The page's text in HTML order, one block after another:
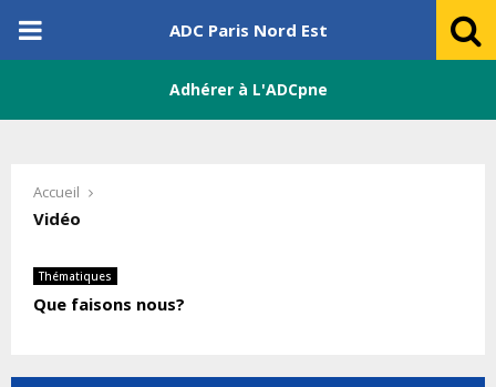
PRIMARY
ADC Paris Nord Est
Adhérer à L'ADCpne
Accueil
Vidéo
Thématiques
Que faisons nous?